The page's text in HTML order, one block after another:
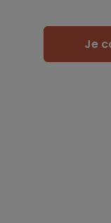
Je